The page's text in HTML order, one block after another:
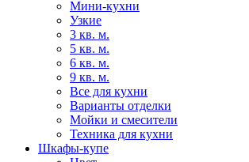
Мини-кухни
Узкие
3 кв. м.
5 кв. м.
6 кв. м.
9 кв. м.
Все для кухни
Варианты отделки
Мойки и смесители
Техника для кухни
Шкафы-купе